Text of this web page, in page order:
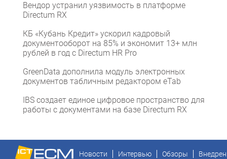
Вендор устранил уязвимость в платформе
Directum RX
КБ «Кубань Кредит» ускорил кадровый
документооборот на 85% и экономит 13+ млн
рублей в год с Directum HR Pro
GreenData дополнила модуль электронных
документов табличным редактором eTab
IBS создает единое цифровое пространство для
работы с документами на базе Directum RX
Новости Интервью Обзоры